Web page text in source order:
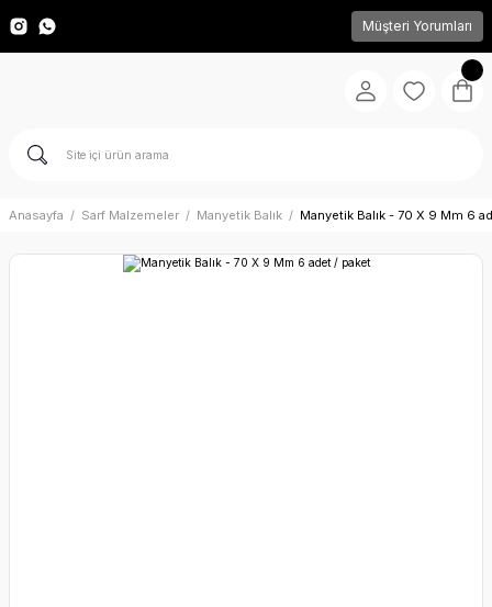
Müşteri Yorumları
Anasayfa Sarf Malzemeler Manyetik Balık Manyetik Balık - 70 X 9 Mm 6